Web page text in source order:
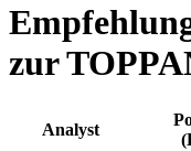
zur
Analyst